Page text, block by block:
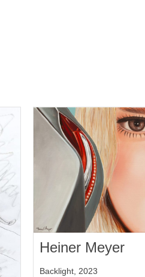
Heiner Meyer
Backlight, 2023